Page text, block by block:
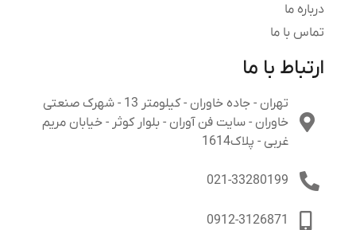
درباره ما
تماس با ما
ارتباط با ما
تهران - جاده خاوران - کیلومتر 13 - شهرک صنعتی
خاوران - سایت فن آوران - بلوار کوثر - خیابان مریم
غربی - پلاک1614
021-33280199
0912-3126871